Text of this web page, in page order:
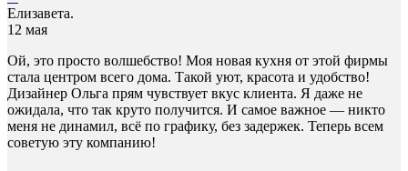
Елизавета.
12 мая
Ой, это просто волшебство! Моя новая кухня от этой фирмы
стала центром всего дома. Такой уют, красота и удобство!
Дизайнер Ольга прям чувствует вкус клиента. Я даже не
ожидала, что так круто получится. И самое важное — никто
меня не динамил, всё по графику, без задержек. Теперь всем
советую эту компанию!